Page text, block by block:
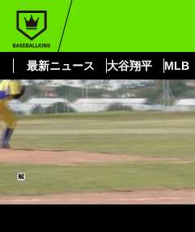
最新ニュース 大谷翔平 MLB